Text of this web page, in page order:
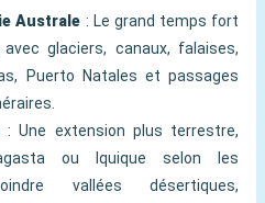
Australe : Le grand temps fort
glaciers, canaux, falaises,
Puerto Natales et passages
: Une extension plus terrestre,
ou Iquique selon les
vallées désertiques,